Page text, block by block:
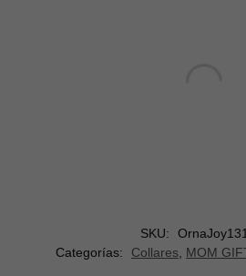
SKU:
Categorías:
Collares MOM